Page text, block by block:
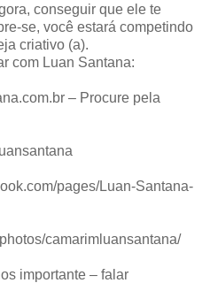
conseguir que ele te
se, você estará competindo
criativo (a).
com Luan Santana:
– Procure pela
pages/Luan-Santana-
camarimluansantana/
importante – falar